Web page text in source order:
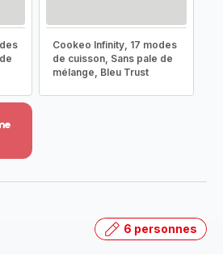
Cookeo Infinity, 17 modes
de cuisson, Sans pale de
mélange, Bleu Trust
6 personnes